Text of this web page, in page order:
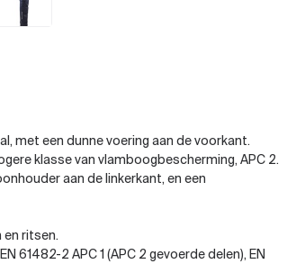
met een dunne voering aan de voorkant.
klasse van vlamboogbescherming, APC 2.
aan de linkerkant, en een
en ritsen.
61482-2 APC 1 (APC 2 gevoerde delen), EN